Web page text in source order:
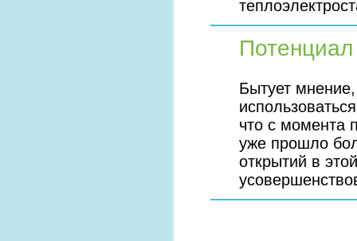
Бытует
что с момента
уже прошло
открытий в